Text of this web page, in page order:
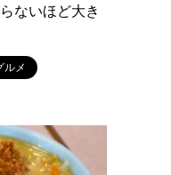
ないほど大き
ルメ